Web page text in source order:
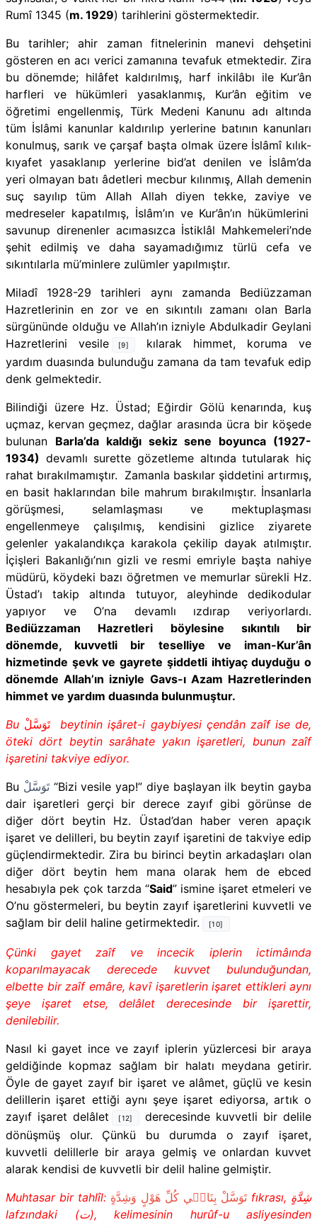
Rumî 1345 (m. 1929) tarihlerini göstermektedir.
Bu tarihler; ahir zaman fitnelerinin manevi dehşetini
gösteren en acı verici zamanına tevafuk etmektedir. Zira
bu dönemde; hilâfet kaldırılmış, harf inkilâbı ile Kur’ân
harfleri ve hükümleri yasaklanmış, Kur’ân eğitim ve
öğretimi engellenmiş, Türk Medeni Kanunu adı altında
tüm İslâmi kanunlar kaldırılıp yerlerine batının kanunları
konulmuş, sarık ve çarşaf başta olmak üzere İslâmî kılık-
kıyafet yasaklanıp yerlerine bid’at denilen ve İslâm’da
yeri olmayan batı âdetleri mecbur kılınmış, Allah demenin
suç sayılıp tüm Allah Allah diyen tekke, zaviye ve
medreseler kapatılmış, İslâm’ın ve Kur’ân’ın hükümlerini
savunup direnenler acımasızca İstiklâl Mahkemeleri’nde
şehit edilmiş ve daha sayamadığımız türlü cefa ve
sıkıntılarla mü’minlere zulümler yapılmıştır.
Miladî 1928-29 tarihleri aynı zamanda Bediüzzaman
Hazretlerinin en zor ve en sıkıntılı zamanı olan Barla
sürgününde olduğu ve Allah’ın izniyle Abdulkadir Geylani
Hazretlerini vesile
[9]
kılarak himmet, koruma ve
yardım duasında bulunduğu zamana da tam tevafuk edip
denk gelmektedir.
Bilindiği üzere Hz. Üstad; Eğirdir Gölü kenarında, kuş
uçmaz, kervan geçmez, dağlar arasında ücra bir köşede
bulunan Barla’da kaldığı sekiz sene boyunca (1927-
1934) devamlı surette gözetleme altında tutularak hiç
rahat bırakılmamıştır. Zamanla baskılar şiddetini artırmış,
en basit haklarından bile mahrum bırakılmıştır. İnsanlarla
görüşmesi, selamlaşması ve mektuplaşması
engellenmeye çalışılmış, kendisini gizlice ziyarete
gelenler yakalandıkça karakola çekilip dayak atılmıştır.
İçişleri Bakanlığı’nın gizli ve resmi emriyle başta nahiye
müdürü, köydeki bazı öğretmen ve memurlar sürekli Hz.
Üstad’ı takip altında tutuyor, aleyhinde dedikodular
yapıyor ve O’na devamlı ızdırap veriyorlardı.
Bediüzzaman Hazretleri böylesine sıkıntılı bir
dönemde, kuvvetli bir teselliye ve iman-Kur’ân
hizmetinde şevk ve gayrete şiddetli ihtiyaç duyduğu o
dönemde Allah’ın izniyle Gavs-ı Azam Hazretlerinden
himmet ve yardım duasında bulunmuştur.
Bu تَوَسَّلْ
beytinin işâret-i gaybiyesi çendân zaîf ise de,
öteki dört beytin sarâhate yakın işaretleri, bunun zaîf
işaretini takviye ediyor.
Bu تَوَسَّلْ “Bizi vesile yap!” diye başlayan ilk beytin gayba
dair işaretleri gerçi bir derece zayıf gibi görünse de
diğer dört beytin Hz. Üstad’dan haber veren apaçık
işaret ve delilleri, bu beytin zayıf işaretini de takviye edip
güçlendirmektedir. Zira bu birinci beytin arkadaşları olan
diğer dört beytin hem mana olarak hem de ebced
hesabıyla pek çok tarzda “Said” ismine işaret etmeleri ve
O’nu göstermeleri, bu beytin zayıf işaretlerini kuvvetli ve
sağlam bir delil haline getirmektedir.
[10]
Çünki gayet zaîf ve incecik iplerin ictimâında
koparılmayacak derecede kuvvet bulunduğundan,
elbette bir zaîf emâre, kavî işaretlerin işaret ettikleri aynı
şeye işaret etse, delâlet derecesinde bir işarettir,
denilebilir.
Nasıl ki gayet ince ve zayıf iplerin yüzlercesi bir araya
geldiğinde kopmaz sağlam bir halatı meydana getirir.
Öyle de gayet zayıf bir işaret ve alâmet, güçlü ve kesin
delillerin işaret ettiği aynı şeye işaret ediyorsa, artık o
zayıf işaret delâlet
[12]
derecesinde kuvvetli bir delile
dönüşmüş olur. Çünkü bu durumda o zayıf işaret,
kuvvetli delillerle bir araya gelmiş ve onlardan kuvvet
alarak kendisi de kuvvetli bir delil haline gelmiştir.
Muhtasar bir tahlîl: تَوَسَّلْ بِنَاف۪ي كُلِّ هَوْلٍ وَشِدَّةٍ fıkrası, شِدَّةٍ
lafzındaki (ت), kelimesinin hurûf-u asliyesinden